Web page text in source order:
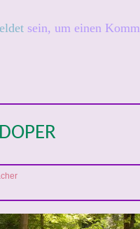
sein, um einen